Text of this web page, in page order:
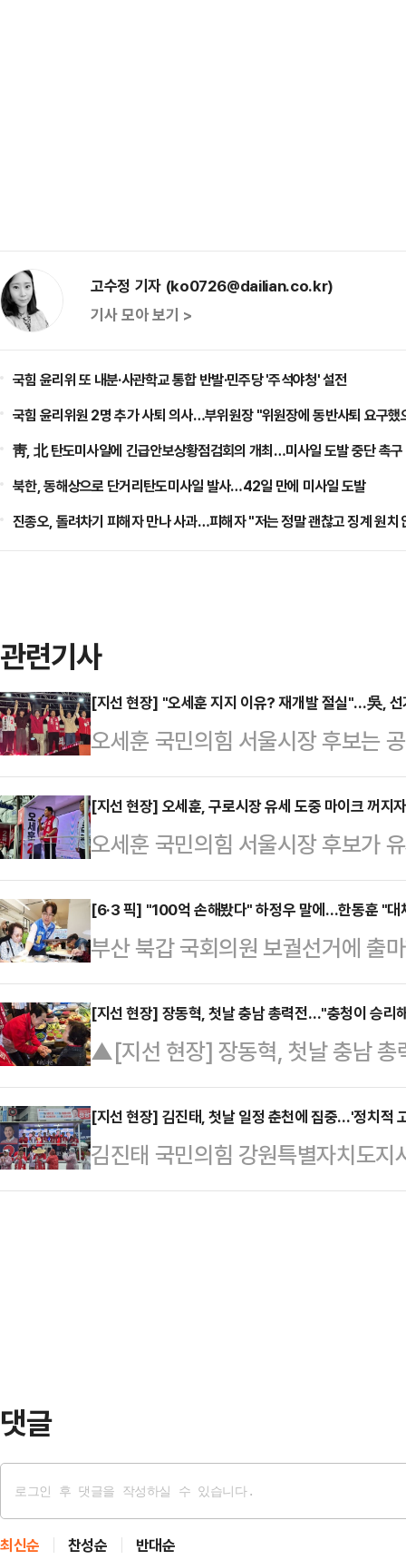
고수정 기자 (ko0726@dailian.co.kr)
기사 모아 보기 >
국힘 윤리위 또 내분·사관학교 통합 반발·민주당 '주석야청' 설전
국힘 윤리위원 2명 추가 사퇴 의사…부위원장 "위원장에 동반사퇴 요구했
靑, 北 탄도미사일에 긴급안보상황점검회의 개최…미사일 도발 중단 촉구
북한, 동해상으로 단거리탄도미사일 발사…42일 만에 미사일 도발
진종오, 돌려차기 피해자 만나 사과…피해자 "저는 정말 괜찮고 징계 원치
관련기사
[지선 현장] "오세훈 지지 이유? 재개발 절실"…吳,
오세훈 국민의힘 서울시장 후보는
로 영등포구, 강남구 등 서울 전역
승리 돌풍을 만들겠다는 의도지만,
로 보인다. 유세 현장마다 집값 상
기 때문이다.오 후보는 이날 새벽
들과 배추를 나르는 작업을 시작으
"많은 자영업자가 어려운데, 묵묵
경제가 돌아가고…
[지선 현장] 오세훈, 구로시장 유세 도중 마이크 꺼지
오세훈 국민의힘 서울시장 후보가
지자 "저를 다시 시장으로 만들지
고 대응했다.오 후보는 21일 오후
올라 연설하던 도중 마이크가 꺼졌
크가 작동하자, 오 후보는 "방금 전
면서 "이번에 오세훈 시장을 다시
말했다.이어 "정원오 더불어민주당
음도 뛰지 못하는…
[6·3 픽] "100억 손해봤다" 하정우 말에…한동훈 "대
부산 북갑 국회의원 보궐선거에 출
우 더불어민주당 후보의 '100억원
후보가 도대체 경쟁사인 업스테이
의 보상을 받은 것이냐"고 따져 물
에 "하 후보는 오늘 자기가 업스테
원'(대단한 거액이라는 취지로 보
이 밝혔다.한 후보는 "네이버는 소
아도 허락해주는…
[지선 현장] 장동혁, 첫날 충남 총력전…"충청이 승
▲[지선 현장] 장동혁, 첫날 충남 총
리""오늘 하루 충청이 다시 깨어나
하면 대한민국이 승리할 것입니다
식 선거운동 첫날인 21일, 충남 아
에서부터 불고 있는 뜨거운 바람을
[지선 현장] 김진태, 첫날 일정 춘천에 집중…'정치적
김진태 국민의힘 강원특별자치도
정으로 채워졌다.김 후보는 21일 0
댓글
최신순 찬성순 반대순